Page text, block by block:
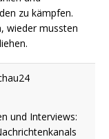
zu kämpfen.
wieder mussten
und Interviews: